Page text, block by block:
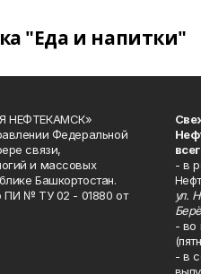
"Еда и напитки"
НЕФТЕКАМСК»
Федеральной
связи,
и массовых
Башкортостан.
ПИ № ТУ 02 - 01880 от
- в
ул.
- во
- в